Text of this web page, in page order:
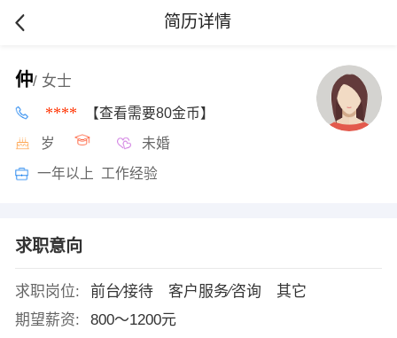
简历详情
仲/ 女士
**** 【查看需要80金币】
岁 未婚
一年以上 工作经验
求职意向
求职岗位:
前台∕接待 客户服务∕咨询 其它
期望薪资:
800～1200元